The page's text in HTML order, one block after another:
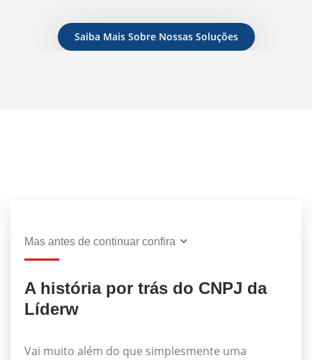
Saiba Mais Sobre Nossas Soluções
Mas antes de continuar confira
A história por trás do CNPJ da
Líderw
Vai muito além do que simplesmente uma